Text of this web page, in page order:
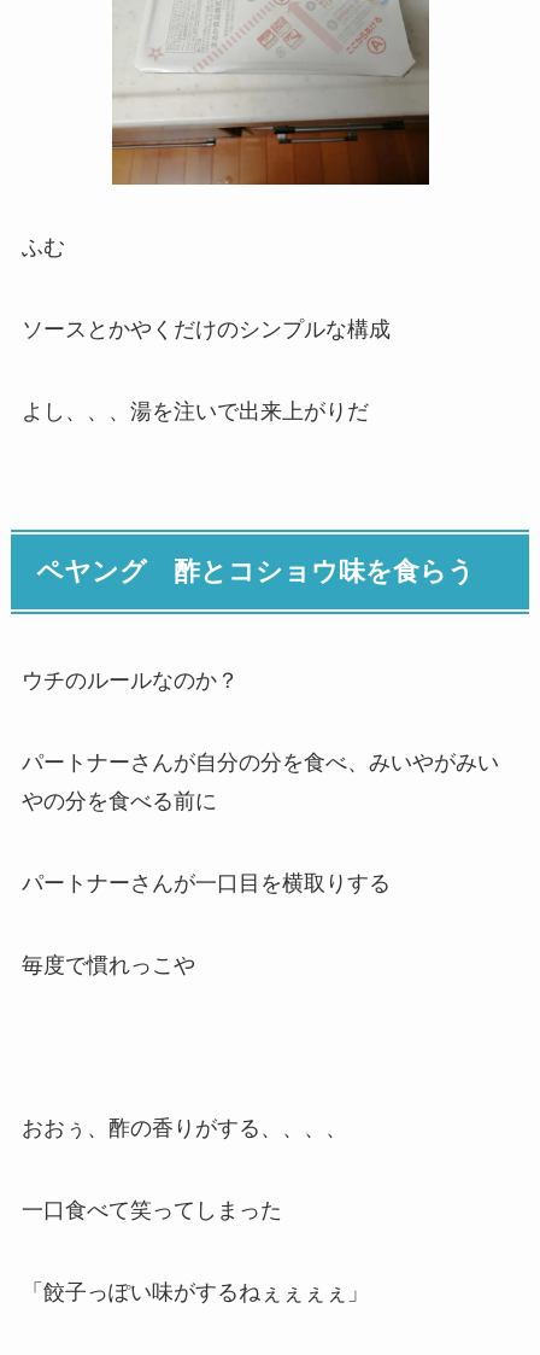
ふむ
ソースとかやくだけのシンプルな構成
よし、、、湯を注いで出来上がりだ
ペヤング 酢とコショウ味を食らう
ウチのルールなのか？
パートナーさんが自分の分を食べ、みいやがみい
やの分を食べる前に
パートナーさんが一口目を横取りする
毎度で慣れっこや
おおぅ、酢の香りがする、、、、
一口食べて笑ってしまった
「餃子っぽい味がするねぇぇぇぇ」